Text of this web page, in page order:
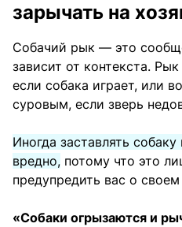
зарычать на
Собачий рык — это
зависит от контекста.
если собака играет, или
суровым, если зверь
Иногда заставлять
вредно, потому что это
предупредить вас о
«Собаки огрызаются и